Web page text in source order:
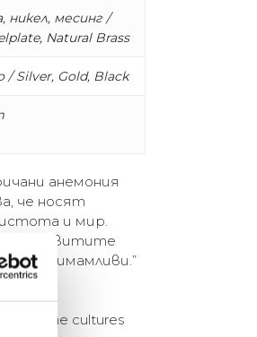
месинг /
Natural Brass
Silver, Gold, Black
анемония
че носят
и мир.
Извитите
примамливи.”
in some cultures